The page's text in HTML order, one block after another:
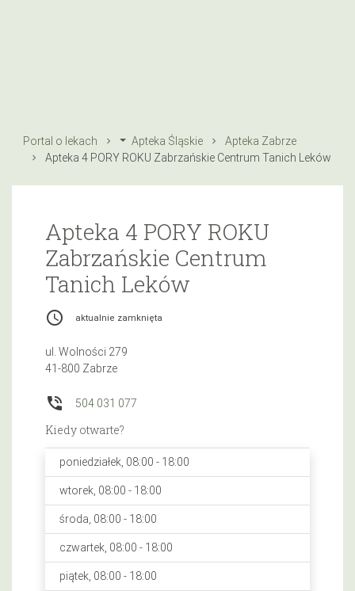
Portal o lekach Apteka Śląskie
Apteka Zabrze
Apteka 4 PORY ROKU Zabrzańskie Centrum Tanich Leków
Apteka 4 PORY ROKU
Zabrzańskie Centrum
Tanich Leków
access_time aktualnie zamknięta
ul. Wolności 279
41-800 Zabrze
phone_in_talk 504 031 077
Kiedy otwarte?
poniedziałek, 08:00 - 18:00
wtorek, 08:00 - 18:00
środa, 08:00 - 18:00
czwartek, 08:00 - 18:00
piątek, 08:00 - 18:00